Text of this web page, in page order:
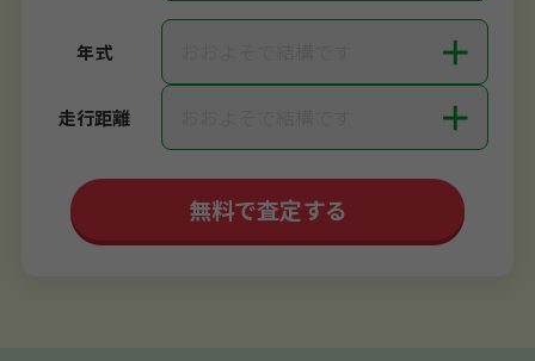
年式 ＋
走行距離 ＋
無料で査定する